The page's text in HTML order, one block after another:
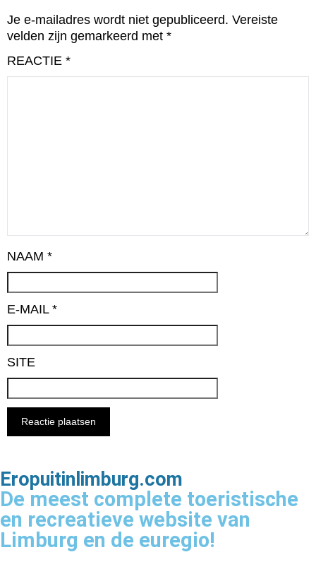
Je e-mailadres wordt niet gepubliceerd. Vereiste
velden zijn gemarkeerd met *
REACTIE *
NAAM *
E-MAIL *
SITE
Eropuitinlimburg.com
De meest complete toeristische
en recreatieve website van
Limburg en de euregio!